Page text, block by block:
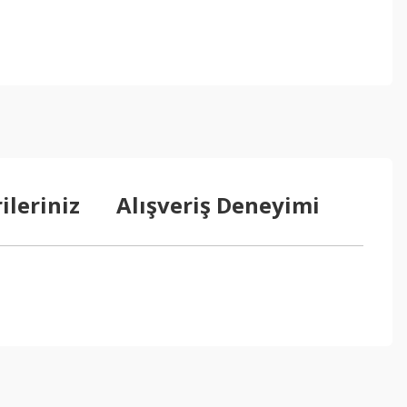
Alışveriş Deneyimi